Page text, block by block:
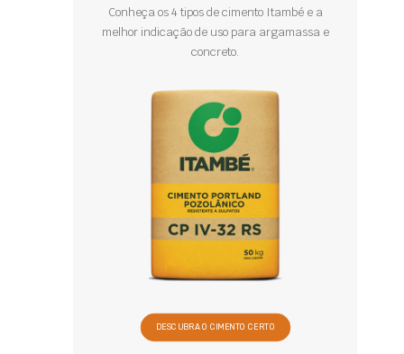
Conheça os 4 tipos de cimento Itambé e a
melhor indicação de uso para argamassa e
concreto.
DESCUBRA O CIMENTO CERTO